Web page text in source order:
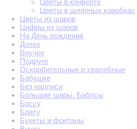
Цветы в конверте
Цветы в шляпных коробках
Цветы из шаров
Цифры из шаров
На День рождения
Дочке
Внучке
Подруге
Оскорбительные и хвалебные
Бабушке
Без надписи
Большие шары. Баблсы
Боссу
Брату
Букеты и фонтаны